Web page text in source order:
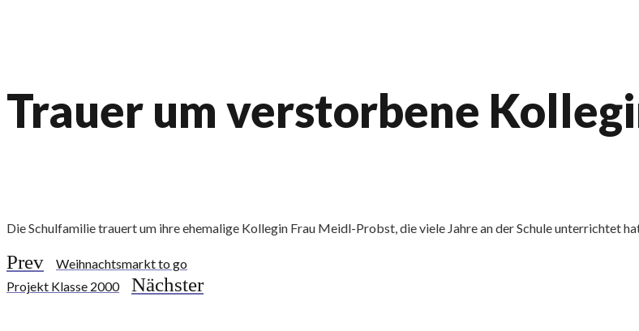
Trauer um verstorbene
Die Schulfamilie trauert um ihre ehemalige Kollegin Frau Meidl-Probst, die viele Jahre an der Schule unterrichtet
Prev
Weihnachtsmarkt to go
Projekt Klasse 2000
Nächster